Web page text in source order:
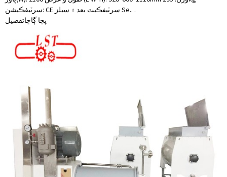
سرٽيفڪيشن: CE سرٽيفڪيٽ بعد ۾ سيلز Se.. .
پڇا ڳاڇاتفصيل